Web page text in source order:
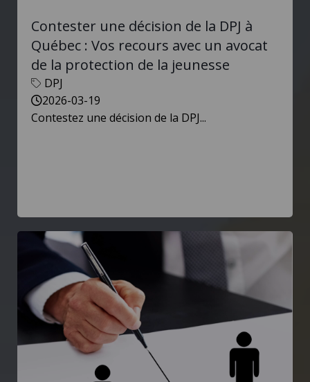
Contester une décision de la DPJ à
Québec : Vos recours avec un avocat
de la protection de la jeunesse
DPJ
2026-03-19
Contestez une décision de la DPJ...